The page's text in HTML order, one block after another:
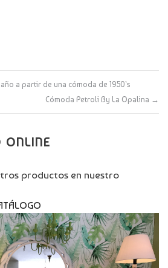
a partir de una cómoda de 1950`s
Cómoda Petroli By La Opalina →
ONLINE
productos en nuestro